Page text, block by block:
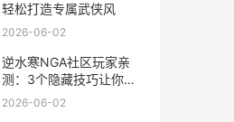
轻松打造专属武侠风
2026-06-02
逆水寒NGA社区玩家亲
测：3个隐藏技巧让你少
走1000小时弯路
2026-06-02